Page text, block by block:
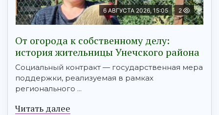
6 АВГУСТА 2026, 15:05 2
От огорода к собственному делу:
история жительницы Унечского района
Социальный контракт — государственная мера
поддержки, реализуемая в рамках
регионального ...
Читать далее